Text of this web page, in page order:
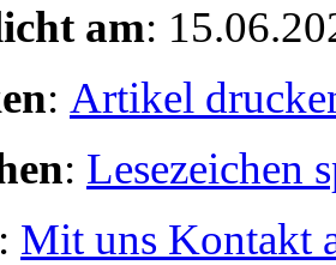
am:
: Artikel
: Lesezeichen
: Mit uns Kontakt